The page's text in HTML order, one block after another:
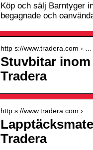
Köp och sälj Barntyger
begagnade och
http s://www.tradera.com › …
Stuvbitar
Tradera
http s://www.tradera.com › …
Tradera